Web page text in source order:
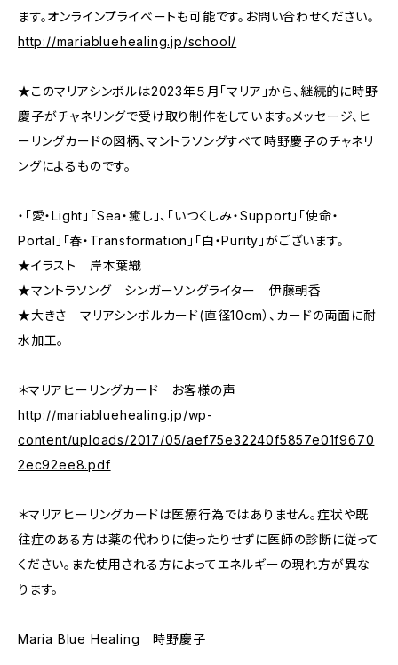
ます。オンラインプライベートも可能です。お問い合わせください。
http://mariabluehealing.jp/school/
★このマリアシンボルは2023年５月「マリア」から、継続的に時野
慶子がチャネリングで受け取り制作をしています。メッセージ、ヒ
ーリングカードの図柄、マントラソングすべて時野慶子のチャネリ
ングによるものです。
・「愛・Light」「Sea・癒し」、「いつくしみ・Support」「使命・
Portal」「春・Transformation」「白・Purity」がございます。
★イラスト 岸本葉織
★マントラソング シンガーソングライター 伊藤朝香
★大きさ マリアシンボルカード(直径10cm）、カードの両面に耐
水加工。
＊マリアヒーリングカード お客様の声
http://mariabluehealing.jp/wp-
content/uploads/2017/05/aef75e32240f5857e01f9670
2ec92ee8.pdf
＊マリアヒーリングカードは医療行為ではありません。症状や既
往症のある方は薬の代わりに使ったりせずに医師の診断に従って
ください。また使用される方によってエネルギーの現れ方が異な
ります。
Maria Blue Healing 時野慶子